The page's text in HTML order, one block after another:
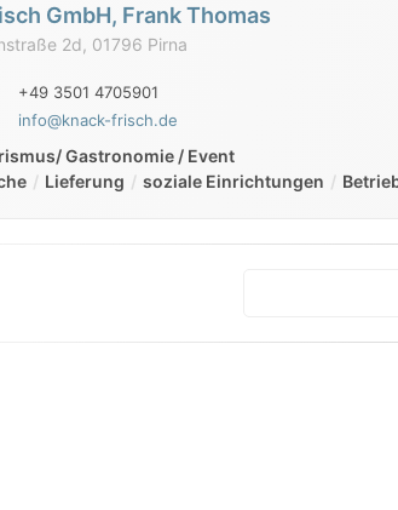
GmbH, Frank Thomas
2d, 01796 Pirna
+49 3501 4705901
info@knack-frisch.de
Gastronomie / Event
Lieferung soziale Einrichtungen